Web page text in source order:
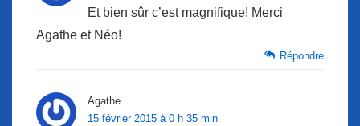
Et bien sûr c’est magnifique! Merci
Agathe et Néo!
Répondre
Agathe
15 février 2015 à 0 h 35 min